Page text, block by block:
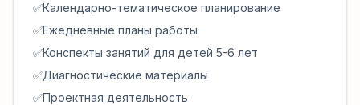
✅Календарно-тематическое планирование
✅Ежедневные планы работы
✅Конспекты занятий для детей 5-6 лет
✅Диагностические материалы
✅Проектная деятельность